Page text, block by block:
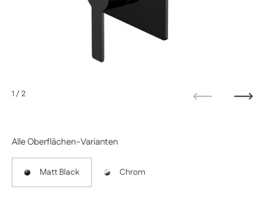
Alle Oberflächen-Varianten
Matt Black Chrom
1/ 2